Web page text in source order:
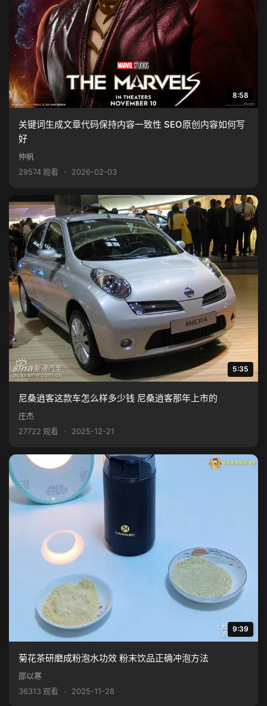
8:58
关键词生成文章代码保持内容一致性 SEO原创内容如何写
好
仲帆
29574 观看
· 2026-02-03
5:35
尼桑逍客这款车怎么样多少钱 尼桑逍客那年上市的
庄杰
27722 观看
· 2025-12-21
9:39
菊花茶研磨成粉泡水功效 粉末饮品正确冲泡方法
邵以寒
36313 观看
· 2025-11-28